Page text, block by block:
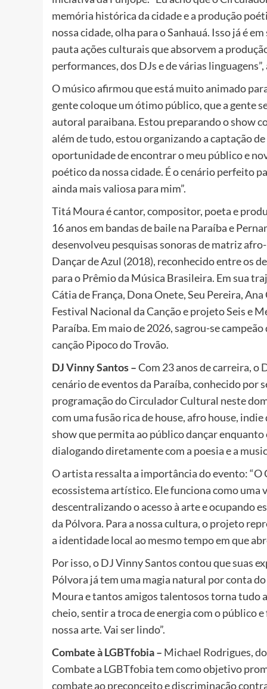
memória histórica da cidade e a produção
nossa cidade, olha para o Sanhauá. Isso já é
pauta ações culturais que absorvem a
performances, dos DJs e de várias
O músico afirmou que está muito animado
gente coloque um ótimo público, que a gente
autoral paraibana. Estou preparando o show
além de tudo, estou organizando a captação
oportunidade de encontrar o meu público e
poético da nossa cidade. É o cenário perfeito
ainda mais valiosa para mim”.
Titá Moura é cantor, compositor, poeta e
16 anos em bandas de baile na Paraíba e
desenvolveu pesquisas sonoras de matriz
Dançar de Azul (2018), reconhecido entre os
para o Prêmio da Música Brasileira. Em sua
Cátia de França, Dona Onete, Seu Pereira,
Festival Nacional da Canção e projeto Seis e
Paraíba. Em maio de 2026, sagrou-se
canção Pipoco do Trovão.
DJ Vinny Santos –Com 23 anos de carreira, o
cenário de eventos da Paraíba, conhecido por
programação do Circulador Cultural neste
com uma fusão rica de house, afro house,
show que permita ao público dançar enquanto
dialogando diretamente com a poesia e a
O artista ressalta a importância do evento:
ecossistema artístico. Ele funciona como
descentralizando o acesso à arte e ocupando
da Pólvora. Para a nossa cultura, o projeto
a identidade local ao mesmo tempo em que
Por isso, o DJ Vinny Santos contou que suas
Pólvora já tem uma magia natural por conta
Moura e tantos amigos talentosos torna tudo
cheio, sentir a troca de energia com o público
nossa arte. Vai ser lindo”.
Combate à LGBTfobia – Michael Rodrigues,
Combate a LGBTfobia tem como objetivo
combate ao preconceito e discriminação